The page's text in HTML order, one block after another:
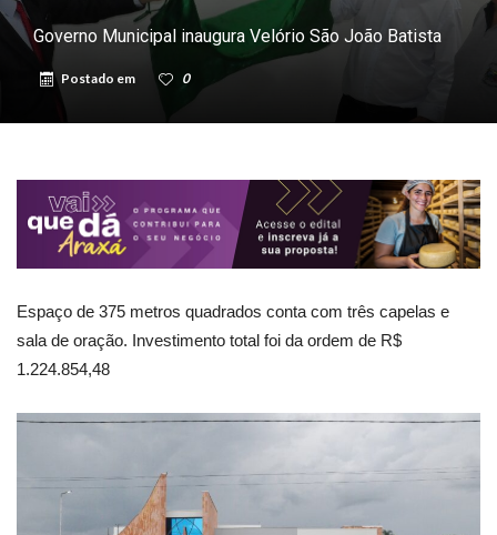
Governo Municipal inaugura Velório São João Batista
Postado em 0
Espaço de 375 metros quadrados conta com três capelas e
sala de oração. Investimento total foi da ordem de R$
1.224.854,48